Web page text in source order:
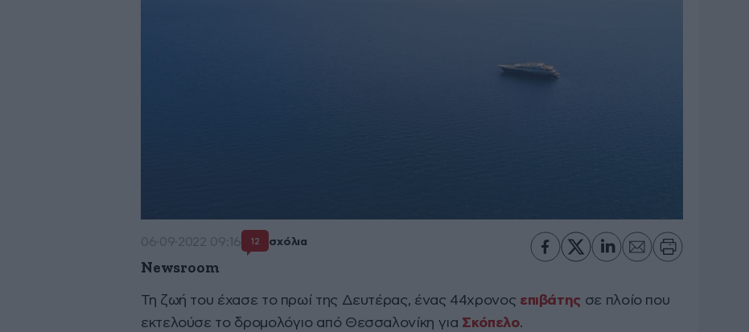
06·09·2022 09:16 12 σχόλια
Newsroom
Τη ζωή του έχασε το πρωί της Δευτέρας, ένας 44χρονος επιβάτης σε πλοίο που
εκτελούσε το δρομολόγιο από Θεσσαλονίκη για Σκόπελο.